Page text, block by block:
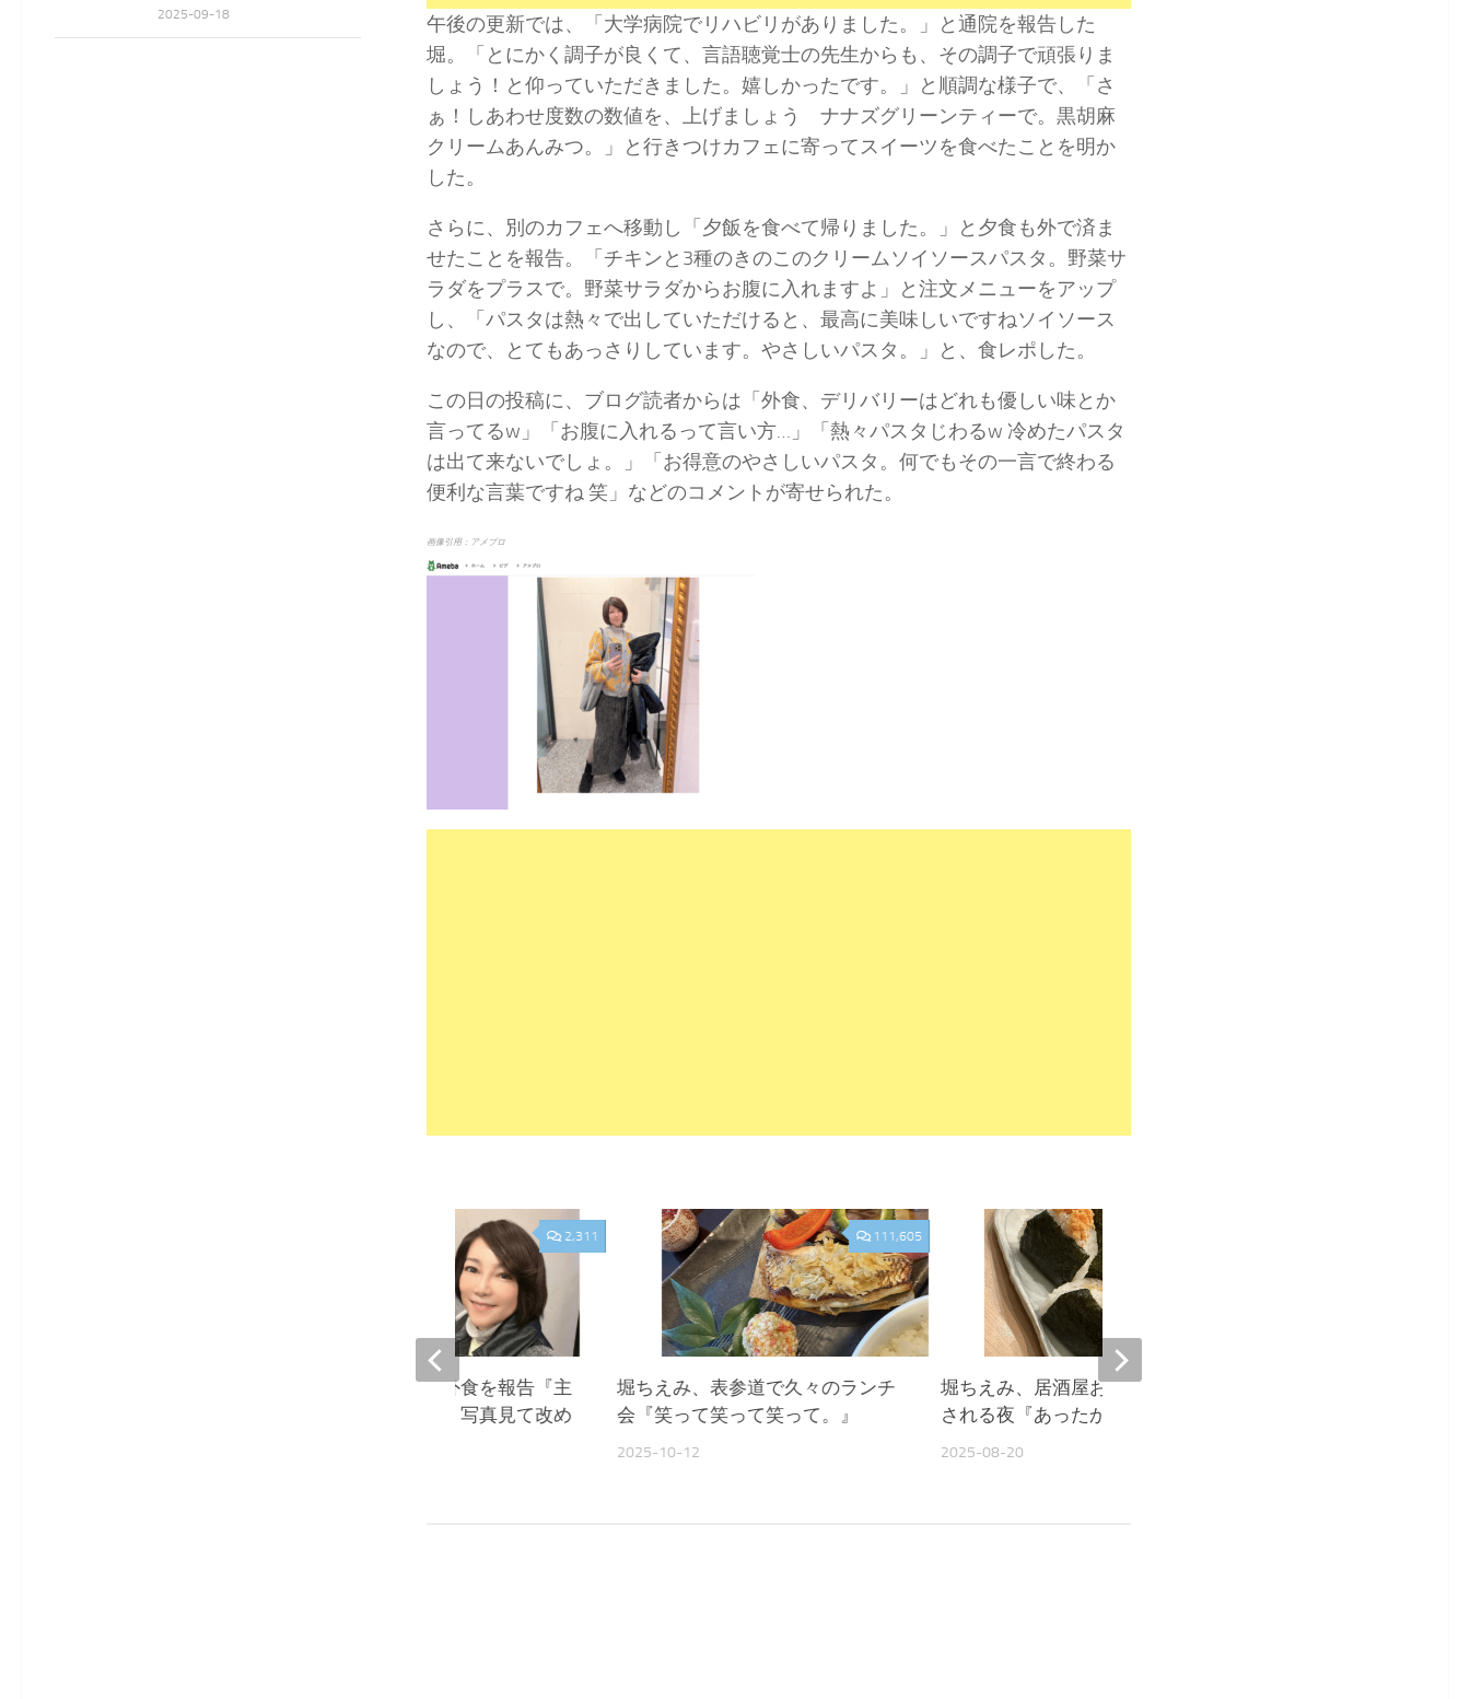
午後の更新では、「大学病院でリハビリがありました。」と通院を報告した
堀。「とにかく調子が良くて、言語聴覚士の先生からも、その調子で頑張りま
しょう！と仰っていただきました。嬉しかったです。」と順調な様子で、「さ
ぁ！しあわせ度数の数値を、上げましょう ナナズグリーンティーで。黒胡麻
クリームあんみつ。」と行きつけカフェに寄ってスイーツを食べたことを明か
した。
さらに、別のカフェへ移動し「夕飯を食べて帰りました。」と夕食も外で済ま
せたことを報告。「チキンと3種のきのこのクリームソイソースパスタ。野菜サ
ラダをプラスで。野菜サラダからお腹に入れますよ」と注文メニューをアップ
し、「パスタは熱々で出していただけると、最高に美味しいですねソイソース
なので、とてもあっさりしています。やさしいパスタ。」と、食レポした。
この日の投稿に、ブログ読者からは「外食、デリバリーはどれも優しい味とか
言ってるw」「お腹に入れるって言い方…」「熱々パスタじわるw 冷めたパスタ
は出て来ないでしょ。」「お得意のやさしいパスタ。何でもその一言で終わる
便利な言葉ですね 笑」などのコメントが寄せられた。
画像引用：アメブロ
111,605
堀ちえみ、表参道で久々のランチ
会『笑って笑って笑って。』
2025-10-12
堀ちえみ、居酒屋おにぎりに癒や
される夜『あったか〜い』
2025-08-20
2,311
堀ちえみ、夫との外食を報告『主
人よりも食べる私。写真見て改め
2025-09-18